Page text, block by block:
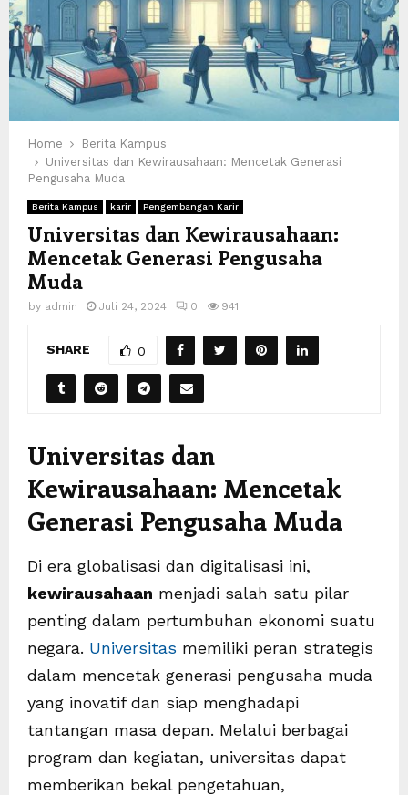
Home
Berita Kampus
Universitas dan Kewirausahaan: Mencetak Generasi
Pengusaha Muda
Berita Kampus karir Pengembangan Karir
Universitas dan Kewirausahaan:
Mencetak Generasi Pengusaha
Muda
by admin Juli 24, 2024 0 941
SHARE 0
Universitas dan
Kewirausahaan: Mencetak
Generasi Pengusaha Muda
Di era globalisasi dan digitalisasi ini,
kewirausahaan menjadi salah satu pilar
penting dalam pertumbuhan ekonomi suatu
negara. Universitas memiliki peran strategis
dalam mencetak generasi pengusaha muda
yang inovatif dan siap menghadapi
tantangan masa depan. Melalui berbagai
program dan kegiatan, universitas dapat
memberikan bekal pengetahuan,